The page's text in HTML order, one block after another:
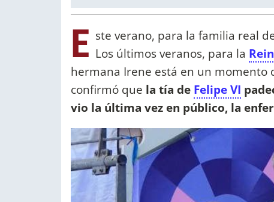
E ste verano, para la familia real
Los últimos veranos, para la
hermana Irene está en un momento
confirmó que la tía de Felipe VI
vio la última vez en público, la